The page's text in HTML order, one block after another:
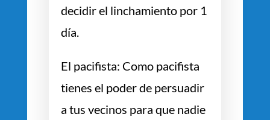
decidir el linchamiento por 1
día.
El pacifista: Como pacifista
tienes el poder de persuadir
a tus vecinos para que nadie